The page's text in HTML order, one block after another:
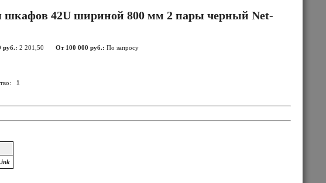
шкафов 42U шириной 800 мм 2 пары черный Net-
руб.: 2 201,50 От 100 000 руб.: По запросу